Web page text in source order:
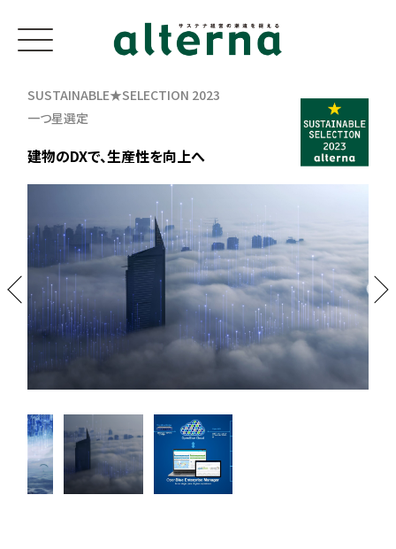
SUSTAINABLE★SELECTION 2023
一つ星選定
建物のDXで、生産性を向上へ